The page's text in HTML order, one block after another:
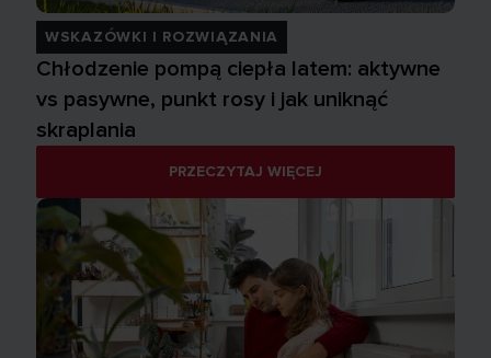
WSKAZÓWKI I ROZWIĄZANIA
Chłodzenie pompą ciepła latem: aktywne
vs pasywne, punkt rosy i jak uniknąć
skraplania
PRZECZYTAJ WIĘCEJ